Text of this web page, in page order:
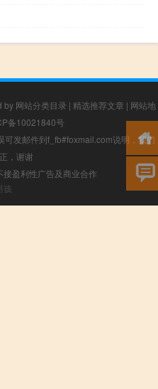
by 网站分类目录 | 精选推荐文章 | 网站地
备10021840号
发邮件到f_fb#foxmail.com说明，我们
，谢谢
盈利性广告及商业合作
孩